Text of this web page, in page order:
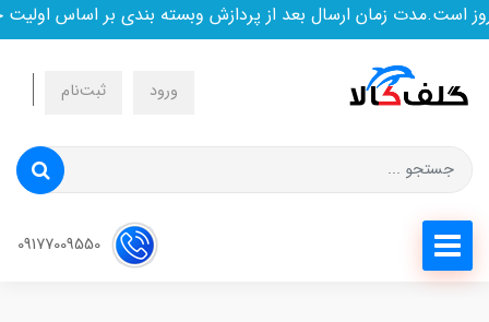
است.مدت زمان ارسال بعد از پردازش وبسته بندی بر اساس اولیت
ورود ثبت‌نام